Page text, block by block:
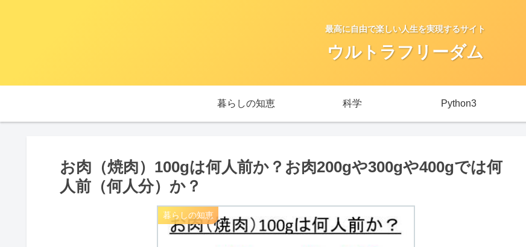
最高に自由で楽しい人生を実現するサイト
ウルトラフリーダム
暮らしの知恵 科学 Python3
お肉（焼肉）100gは何人前か？お肉200gや300gや400gでは何
人前（何人分）か？
暮らしの知恵